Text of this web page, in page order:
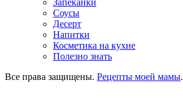
Запеканки
Соусы
Десерт
Напитки
Косметика на кухне
Полезно знать
Все права защищены. Рецепты моей мамы.